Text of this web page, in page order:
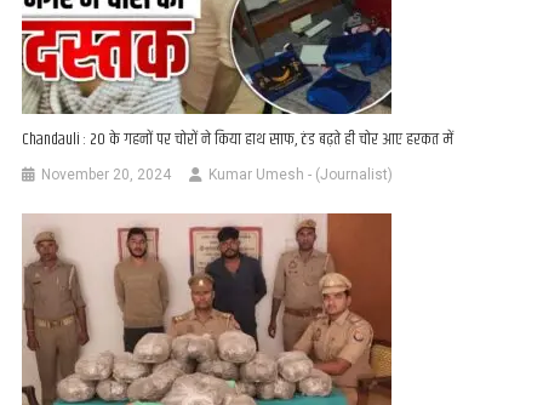
Chandauli : 20 के गहनों पर चोरों ने किया हाथ साफ, ठंड बढ़ते ही चोर आए हरकत में
November 20, 2024 Kumar Umesh - (Journalist)